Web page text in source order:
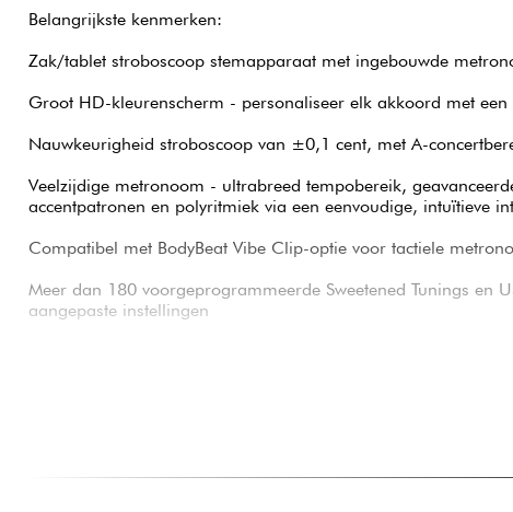
Belangrijkste kenmerken:
Zak/tablet stroboscoop stemapparaat met ingebouwde
Groot HD-kleurenscherm - personaliseer elk akkoord met een
Nauwkeurigheid stroboscoop van ±0,1 cent, met A-
Veelzijdige metronoom - ultrabreed tempobereik,
accentpatronen en polyritmiek via een eenvoudige, intuïtieve
Compatibel met BodyBeat Vibe Clip-optie voor tactiele
Meer dan 180 voorgeprogrammeerde Sweetened Tunings en
aangepaste instellingen
Compatibel met Peterson Connect (Windows / macOS) voor